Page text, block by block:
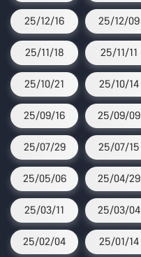
25/12/16 25/12/09
25/11/18 25/11/11
25/10/21 25/10/14
25/09/16 25/09/09
25/07/29 25/07/15
25/05/06 25/04/29
25/03/11 25/03/04
25/02/04 25/01/14